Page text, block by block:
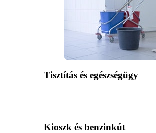
Tisztítás és egészségügy
Kioszk és benzinkút